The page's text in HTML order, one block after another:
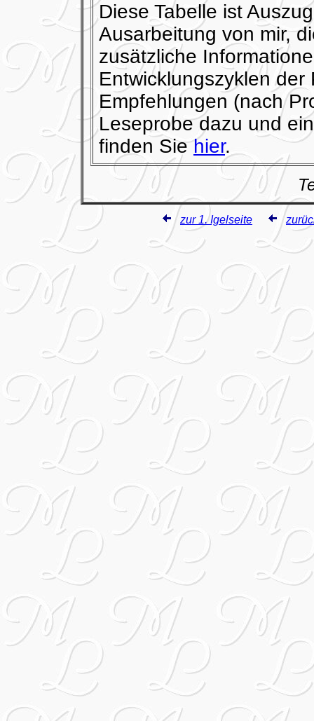
Diese Tabelle ist
Ausarbeitung von mir,
zusätzliche
Entwicklungszyklen
Empfehlungen (nach
Leseprobe dazu und
finden Siehier.
zur 1. Igelseite